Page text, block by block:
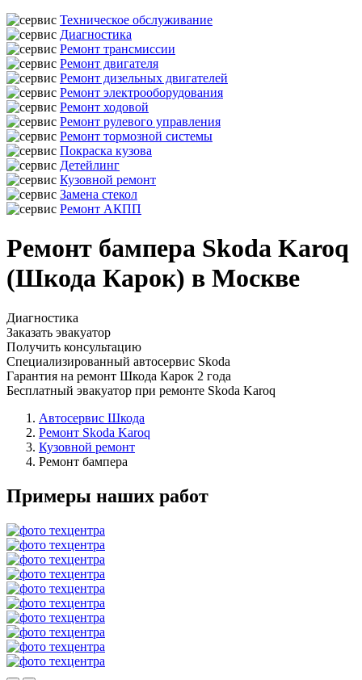
Техническое обслуживание
Диагностика
Ремонт трансмиссии
Ремонт двигателя
Ремонт дизельных двигателей
Ремонт электрооборудования
Ремонт ходовой
Ремонт рулевого управления
Ремонт тормозной системы
Покраска кузова
Детейлинг
Кузовной ремонт
Замена стекол
Ремонт АКПП
Ремонт бампера Skoda Karoq
(Шкода Карок) в Москве
Диагностика
Заказать эвакуатор
Получить консультацию
Специализированный автосервис Skoda
Гарантия на ремонт Шкода Карок 2 года
Бесплатный эвакуатор при ремонте Skoda Karoq
Автосервис Шкода
Ремонт Skoda Karoq
Кузовной ремонт
Ремонт бампера
Примеры наших работ